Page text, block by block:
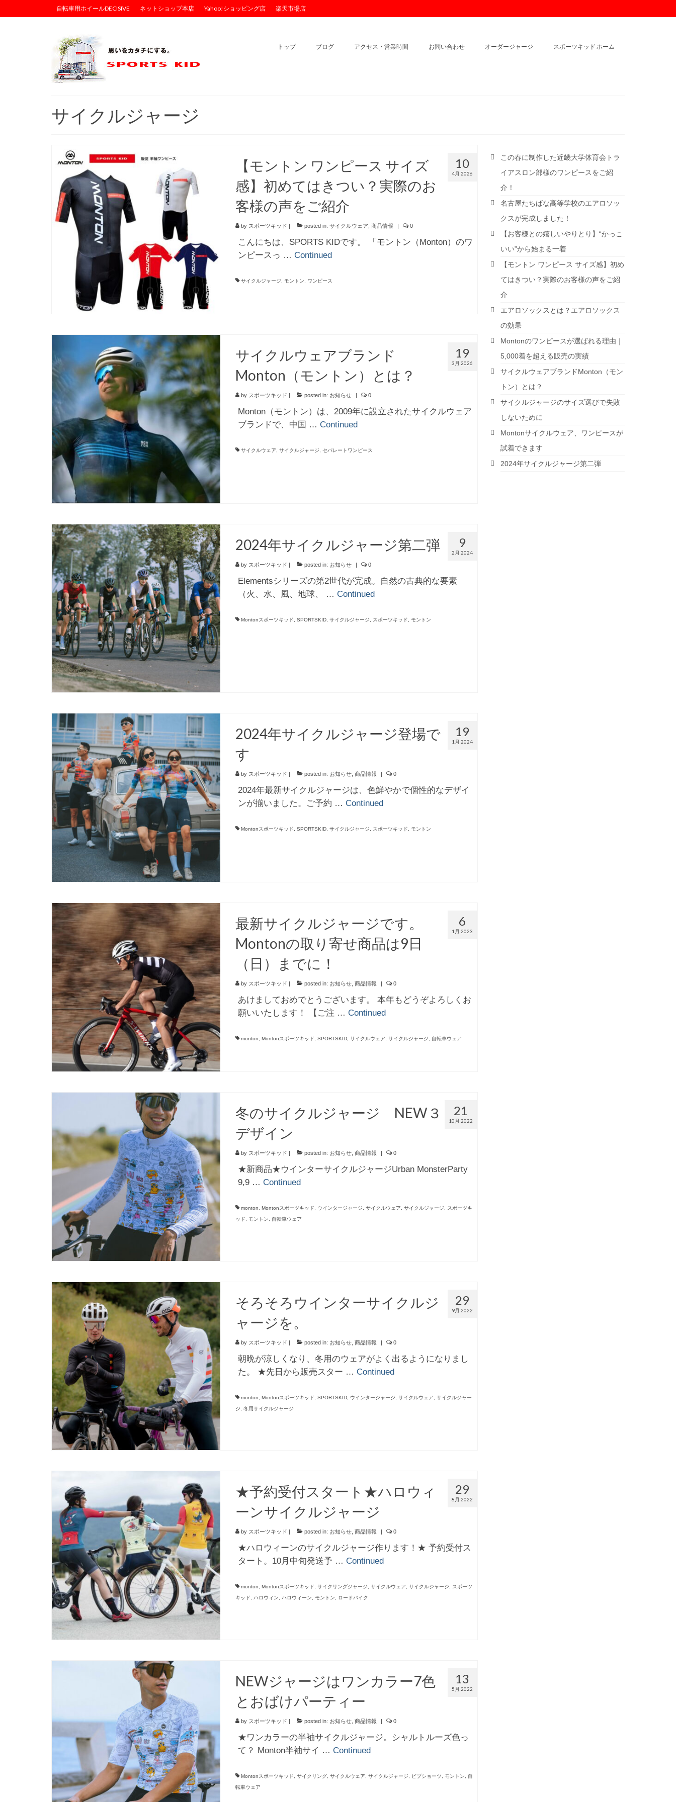
自転車用ホイールDECISIVE ネットショップ本店 Yahoo!ショッピング店 楽天市場店
トップ ブログ アクセス・営業時間 お問い合わせ オーダージャージ スポーツキッド ホーム
サイクルジャージ
10
4月 2026
【モントン ワンピース サイズ
感】初めてはきつい？実際のお
客様の声をご紹介
by スポーツキッド | posted in: サイクルウェア 商品情報 | 0
こんにちは、SPORTS KIDです。 「モントン（Monton）のワ
ンピースっ … Continued
サイクルジャージ モントン ワンピース
19
3月 2026
サイクルウェアブランド
Monton（モントン）とは？
by スポーツキッド | posted in: お知らせ | 0
Monton（モントン）は、2009年に設立されたサイクルウェア
ブランドで、中国 … Continued
サイクルウェア サイクルジャージ セパレートワンピース
9
2月 2024
2024年サイクルジャージ第二弾
by スポーツキッド | posted in: お知らせ | 0
Elementsシリーズの第2世代が完成。自然の古典的な要素
（火、水、風、地球、 … Continued
Montonスポーツキッド SPORTSKID, サイクルジャージ スポーツキッド モントン
19
1月 2024
2024年サイクルジャージ登場で
す
by スポーツキッド posted in: お知らせ, 商品情報 0
2024年最新サイクルジャージは、色鮮やかで個性的なデザイ
ンが揃いました。ご予約 … Continued
Montonスポーツキッド, SPORTSKID, サイクルジャージ, スポーツキッド, モントン
6
1月 2023
最新サイクルジャージです。
Montonの取り寄せ商品は9日
（日）までに！
by スポーツキッド | posted in: お知らせ, 商品情報 | 0
あけましておめでとうございます。 本年もどうぞよろしくお
願いいたします！ 【ご注 … Continued
monton Montonスポーツキッド SPORTSKID, サイクルウェア サイクルジャージ 自転車ウェア
21
10月 2022
冬のサイクルジャージ NEW３
デザイン
by スポーツキッド | posted in: お知らせ, 商品情報 | 0
★新商品★ウインターサイクルジャージUrban MonsterParty
9,9 … Continued
monton Montonスポーツキッド ウインタージャージ サイクルウェア サイクルジャージ
スポーツキ
ッド
モントン 自転車ウェア
29
9月 2022
そろそろウインターサイクルジ
ャージを。
by スポーツキッド | posted in: お知らせ, 商品情報 | 0
朝晩が涼しくなり、冬用のウェアがよく出るようになりまし
た。 ★先日から販売スター … Continued
monton Montonスポーツキッド SPORTSKID, ウインタージャージ サイクルウェア
サイクルジャー
ジ
冬用サイクルジャージ
29
8月 2022
★予約受付スタート★ハロウィ
ーンサイクルジャージ
by スポーツキッド posted in: お知らせ, 商品情報 0
★ハロウィーンのサイクルジャージ作ります！★ 予約受付ス
タート。10月中旬発送予 … Continued
monton, Montonスポーツキッド, サイクリングジャージ, サイクルウェア, サイクルジャージ, スポーツ
キッド, ハロウィン, ハロウィーン, モントン, ロードバイク
13
5月 2022
NEWジャージはワンカラー7色
とおばけパーティー
by スポーツキッド posted in: お知らせ, 商品情報 0
★ワンカラーの半袖サイクルジャージ。シャルトルーズ色っ
て？ Monton半袖サイ … Continued
Montonスポーツキッド, サイクリング, サイクルウェア, サイクルジャージ, ビブショーツ, モントン, 自
転車ウェア
この春に制作した近畿大学体育会トラ
イアスロン部様のワンピースをご紹
介！
名古屋たちばな高等学校のエアロソッ
クスが完成しました！
【お客様との嬉しいやりとり】“かっこ
いい”から始まる一着
【モントン ワンピース サイズ感】初め
てはきつい？実際のお客様の声をご紹
介
エアロソックスとは？エアロソックス
の効果
Montonのワンピースが選ばれる理由｜
5,000着を超える販売の実績
サイクルウェアブランドMonton（モン
トン）とは？
サイクルジャージのサイズ選びで失敗
しないために
Montonサイクルウェア、ワンピースが
試着できます
2024年サイクルジャージ第二弾